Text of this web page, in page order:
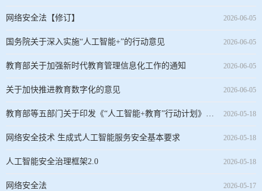
网络安全法【修订】 2026-06-05
国务院关于深入实施“人工智能+”的行动意见 2026-06-05
教育部关于加强新时代教育管理信息化工作的通知 2026-06-05
关于加快推进教育数字化的意见 2026-06-05
教育部等五部门关于印发《“人工智能+教育”行动计划》的通知 2026-05-18
网络安全技术 生成式人工智能服务安全基本要求 2026-05-18
人工智能安全治理框架2.0 2026-05-18
网络安全法 2026-05-17